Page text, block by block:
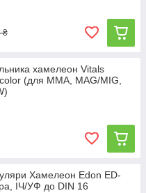
₴
хамелеон Vitals
(для ММА, MAG/MIG,
Хамелеон Edon ED-
ІЧ/УФ до DIN 16